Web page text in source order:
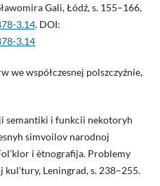
Gali, Łódź, s. 155–166,
3.14. DOI:
3.14
we współczesnej polszczyźnie,
semantiki i funkcii nekotoryh
simvoilov narodnoj
i ètnografija. Problemy
Leningrad, s. 238–255.